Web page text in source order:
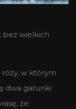
bez wielkich
w którym
dwa gatunki
że: